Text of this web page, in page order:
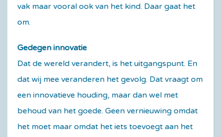
vak maar vooral ook van het kind. Daar gaat het
om.
Gedegen innovatie
Dat de wereld verandert, is het uitgangspunt. En
dat wij mee veranderen het gevolg. Dat vraagt om
een innovatieve houding, maar dan wel met
behoud van het goede. Geen vernieuwing omdat
het moet maar omdat het iets toevoegt aan het